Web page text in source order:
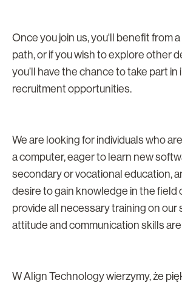
Once you join us, you'll benefit from
path, or if you wish to explore other
you’ll have the chance to take part in
recruitment opportunities.
We are looking for individuals who
a computer, eager to learn new
secondary or vocational education,
desire to gain knowledge in the field
provide all necessary training on our
attitude and communication skills are
W Align Technology wierzymy, że